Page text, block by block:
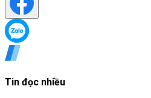
Tin đọc nhiều